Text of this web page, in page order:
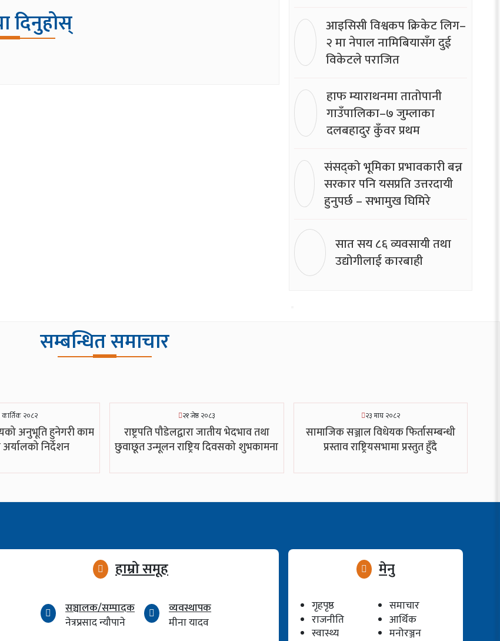
दिनुहोस्
आइसिसी विश्वकप क्रिकेट लिग–
२ मा नेपाल नामिबियासँग दुई
विकेटले पराजित
हाफ म्याराथनमा तातोपानी
गाउँपालिका–७ जुम्लाका
दलबहादुर कुँवर प्रथम
संसद्को भूमिका प्रभावकारी बन्न
सरकार पनि यसप्रति उत्तरदायी
हुनुपर्छ – सभामुख घिमिरे
सात सय ८६ व्यवसायी तथा
उद्योगीलाई कारबाही
सम्बन्धित समाचार
२०८२
अनुभूति हुनेगरी काम
अर्यालको निर्देशन
२१ जेष्ठ २०८३
राष्ट्रपति पौडेलद्वारा जातीय भेदभाव तथा
छुवाछूत उन्मूलन राष्ट्रिय दिवसको शुभकामना
२३ माघ २०८२
सामाजिक सञ्जाल विधेयक फिर्तासम्बन्धी
प्रस्ताव राष्ट्रियसभामा प्रस्तुत हुँदै
हाम्रो समूह
सञ्चालक/सम्पादक
नेत्रप्रसाद न्यौपाने
व्यवस्थापक
मीना यादव
मेनु
गृहपृष्ठ
समाचार
राजनीति
आर्थिक
स्वास्थ्य
मनोरञ्जन